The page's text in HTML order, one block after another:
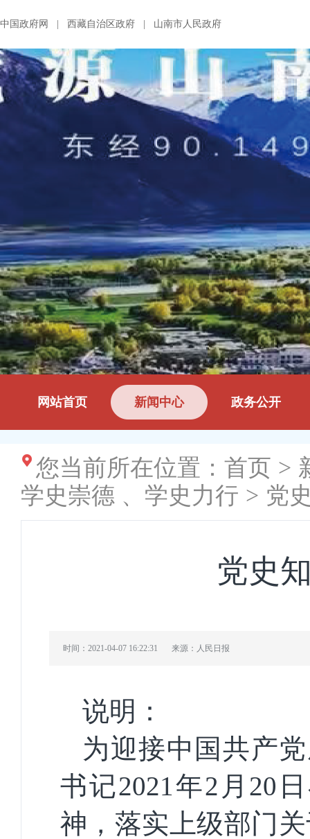
中国政府网 西藏自治区政府 山南市人民政府
网站首页 新闻中心 政务公开
您当前所在位置： 首页 >
学史崇德 、学史力行 > 党
党史
时间：2021-04-07 16:22:31 来源：人民日报
说明：
为迎接中国共产
书记2021年2 月 20
神， 落实上级部门